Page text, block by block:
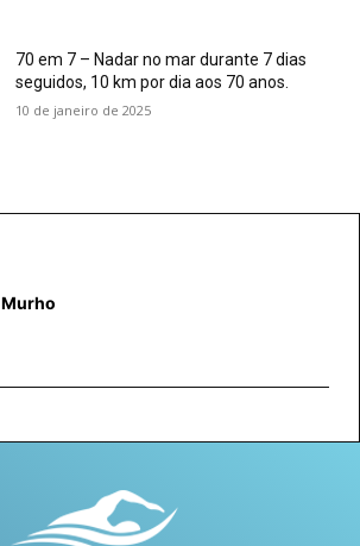
70 em 7 – Nadar no mar durante 7 dias
seguidos, 10 km por dia aos 70 anos.
10 de janeiro de 2025
Murho